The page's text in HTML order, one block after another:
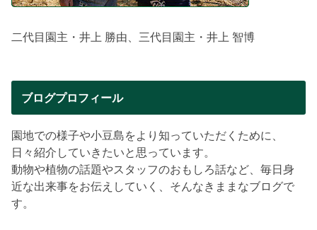
二代目園主・井上 勝由、三代目園主・井上 智博
ブログプロフィール
園地での様子や小豆島をより知っていただくために、
日々紹介していきたいと思っています。
動物や植物の話題やスタッフのおもしろ話など、毎日身
近な出来事をお伝えしていく、そんなきままなブログで
す。